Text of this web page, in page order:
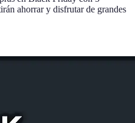
ahorrar y disfrutar de grandes